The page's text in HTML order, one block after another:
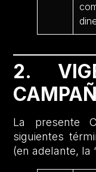
2.
La presente
siguientes
(en adelante, la